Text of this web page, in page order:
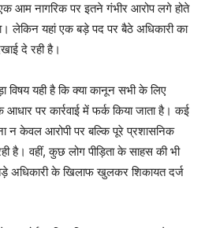
आम नागरिक पर इतने गंभीर आरोप लगे होते
लेकिन यहां एक बड़े पद पर बैठे अधिकारी का
दे रही है।
विषय यही है कि क्या कानून सभी के लिए
पर कार्रवाई में फर्क किया जाता है। कई
न केवल आरोपी पर बल्कि पूरे प्रशासनिक
है। वहीं, कुछ लोग पीड़िता के साहस की भी
अधिकारी के खिलाफ खुलकर शिकायत दर्ज